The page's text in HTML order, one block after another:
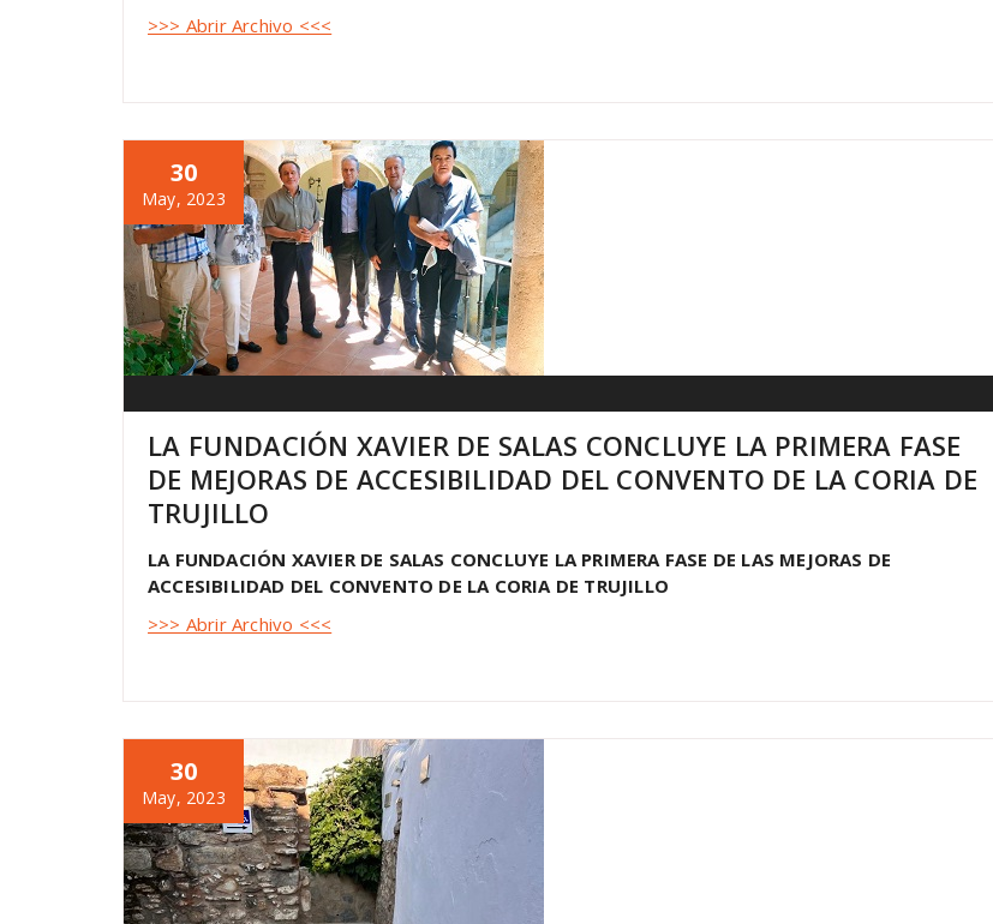
>>> Abrir Archivo <<<
30
May, 2023
LA FUNDACIÓN XAVIER DE SALAS CONCLUYE LA PRIMERA FASE
DE MEJORAS DE ACCESIBILIDAD DEL CONVENTO DE LA CORIA DE
TRUJILLO
LA FUNDACIÓN XAVIER DE SALAS CONCLUYE LA PRIMERA FASE DE LAS MEJORAS DE
ACCESIBILIDAD DEL CONVENTO DE LA CORIA DE TRUJILLO
>>> Abrir Archivo <<<
30
May, 2023